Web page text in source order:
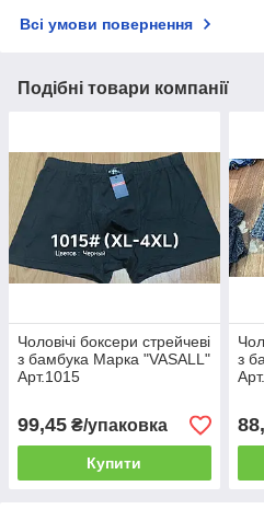
Всі умови повернення
Подібні товари компанії
Чоловічі боксери стрейчеві
з бамбука Марка "VASALL"
Арт.1015
99,45 ₴/упаковка
Купити
з